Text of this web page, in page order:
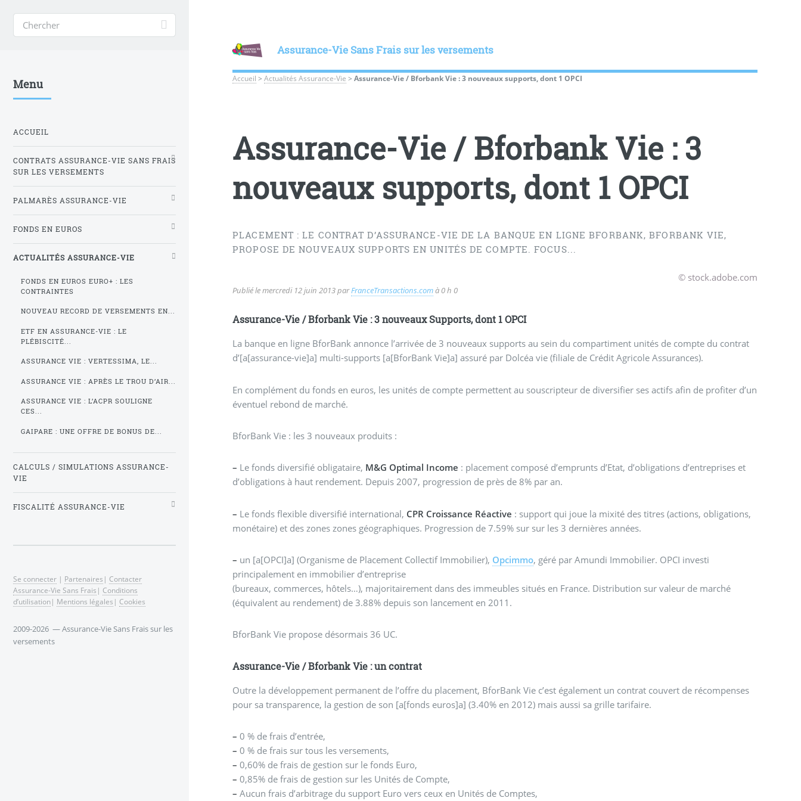
Assurance-Vie Sans Frais sur les versements
Accueil >Actualités Assurance-Vie >Assurance-Vie / Bforbank Vie : 3 nouveaux supports, dont 1 OPCI
Assurance-Vie / Bforbank Vie : 3
nouveaux supports, dont 1 OPCI
PLACEMENT : LE CONTRAT D’ASSURANCE-VIE DE LA BANQUE EN LIGNE BFORBANK, BFORBANK VIE,
PROPOSE DE NOUVEAUX SUPPORTS EN UNITÉS DE COMPTE. FOCUS...
© stock.adobe.com
Publié lemercredi 12 juin 2013parFranceTransactions.comà 0 h 0
Assurance-Vie / Bforbank Vie : 3 nouveaux Supports, dont 1 OPCI
La banque en ligne BforBank annonce l’arrivée de 3 nouveaux supports au sein du compartiment unités de compte du contrat
d’[a[assurance-vie]a] multi-supports [a[BforBank Vie]a] assuré par Dolcéa vie (filiale de Crédit Agricole Assurances).
En complément du fonds en euros, les unités de compte permettent au souscripteur de diversifier ses actifs afin de profiter d’un
éventuel rebond de marché.
BforBank Vie : les 3 nouveaux produits :
– Le fonds diversifié obligataire, M&G Optimal Income : placement composé d’emprunts d’Etat, d’obligations d’entreprises et
d’obligations à haut rendement. Depuis 2007, progression de près de 8% par an.
– Le fonds flexible diversifié international, CPR Croissance Réactive : support qui joue la mixité des titres (actions, obligations,
monétaire) et des zones zones géographiques. Progression de 7.59% sur sur les 3 dernières années.
– un [a[OPCI]a] (Organisme de Placement Collectif Immobilier), Opcimmo, géré par Amundi Immobilier. OPCI investi
principalement en immobilier d’entreprise
(bureaux, commerces, hôtels…), majoritairement dans des immeubles situés en France. Distribution sur valeur de marché
(équivalent au rendement) de 3.88% depuis son lancement en 2011.
BforBank Vie propose désormais 36 UC.
Assurance-Vie / Bforbank Vie : un contrat
Outre la développement permanent de l’offre du placement, BforBank Vie c’est également un contrat couvert de récompenses
pour sa transparence, la gestion de son [a[fonds euros]a] (3.40% en 2012) mais aussi sa grille tarifaire.
– 0 % de frais d’entrée,
– 0 % de frais sur tous les versements,
– 0,60% de frais de gestion sur le fonds Euro,
– 0,85% de frais de gestion sur les Unités de Compte,
– Aucun frais d’arbitrage du support Euro vers ceux en Unités de Comptes,
Menu
ACCUEIL
CONTRATS ASSURANCE-VIE SANS FRAIS
SUR LES VERSEMENTS
PALMARÈS ASSURANCE-VIE
FONDS EN EUROS
ACTUALITÉS ASSURANCE-VIE
FONDS EN EUROS EURO+ : LES
CONTRAINTES
NOUVEAU RECORD DE VERSEMENTS EN...
ETF EN ASSURANCE-VIE : LE
PLÉBISCITÉ...
ASSURANCE VIE : VERTESSIMA, LE...
ASSURANCE VIE : APRÈS LE TROU D’AIR...
ASSURANCE VIE : L’ACPR SOULIGNE
CES...
GAIPARE : UNE OFFRE DE BONUS DE...
CALCULS / SIMULATIONS ASSURANCE-
VIE
FISCALITÉ ASSURANCE-VIE
Se connecter | Partenaires | Contacter
Assurance-Vie Sans Frais | Conditions
d’utilisation| Mentions légales | Cookies
2009-2026 — Assurance-Vie Sans Frais sur les
versements